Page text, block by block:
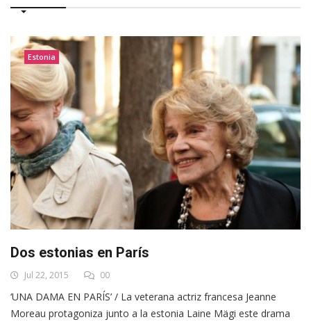
Estonia
Dos estonias en París
Jul 22, 2015 00
‘UNA DAMA EN PARÍS’ / La veterana actriz francesa Jeanne
Moreau protagoniza junto a la estonia Laine Mägi este drama